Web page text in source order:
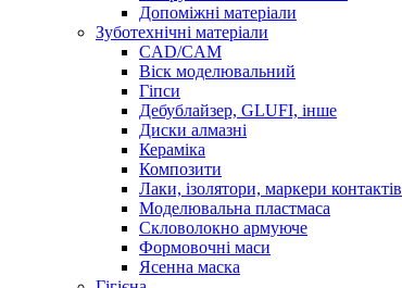
Допоміжні матеріали
Зуботехнічні матеріали
CAD/CAM
Віск моделювальний
Гіпси
Дебублайзер, GLUFI, інше
Диски алмазні
Кераміка
Композити
Лаки, ізолятори, маркери контактів
Моделювальна пластмаса
Скловолокно армуюче
Формовочні маси
Ясенна маска